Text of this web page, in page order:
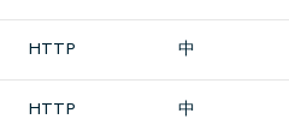
HTTP 中
HTTP 中